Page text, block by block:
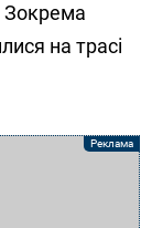
Зокрема
на трасі